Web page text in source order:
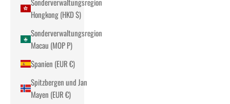
Hongkong (HKD $)
Sonderverwaltungsregion
Macau (MOP P)
Spanien (EUR €)
Spitzbergen und Jan
Mayen (EUR €)